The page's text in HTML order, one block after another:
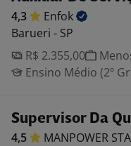
4,3
Enfok
Barueri - SP
R$ 2.355,00
Ensino Médio (2º
Supervisor Da
4,5 MANPOWER